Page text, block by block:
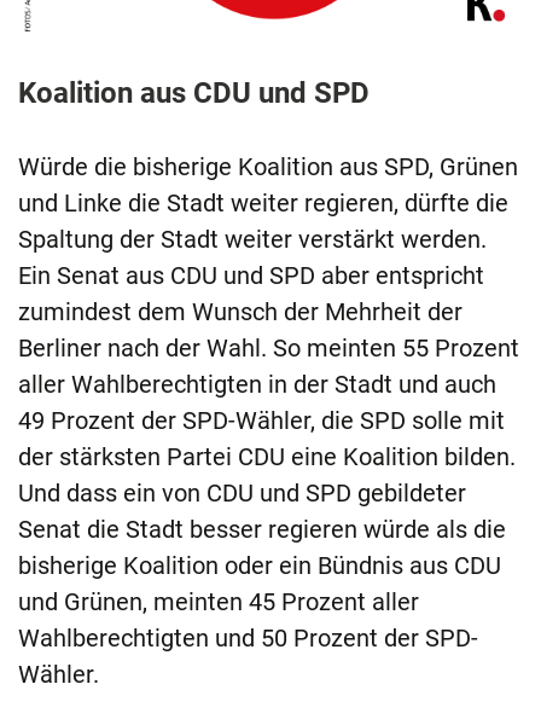
Koalition aus CDU und SPD
Würde die bisherige Koalition aus SPD, Grünen
und Linke die Stadt weiter regieren, dürfte die
Spaltung der Stadt weiter verstärkt werden.
Ein Senat aus CDU und SPD aber entspricht
zumindest dem Wunsch der Mehrheit der
Berliner nach der Wahl. So meinten 55 Prozent
aller Wahlberechtigten in der Stadt und auch
49 Prozent der SPD-Wähler, die SPD solle mit
der stärksten Partei CDU eine Koalition bilden.
Und dass ein von CDU und SPD gebildeter
Senat die Stadt besser regieren würde als die
bisherige Koalition oder ein Bündnis aus CDU
und Grünen, meinten 45 Prozent aller
Wahlberechtigten und 50 Prozent der SPD-
Wähler.